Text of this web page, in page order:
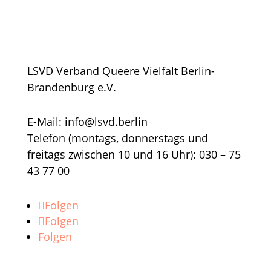
LSVD Verband Queere Vielfalt Berlin-
Brandenburg e.V.
E-Mail: info@lsvd.berlin
Telefon (montags, donnerstags und
freitags zwischen 10 und 16 Uhr): 030 – 75
43 77 00
Folgen
Folgen
Folgen